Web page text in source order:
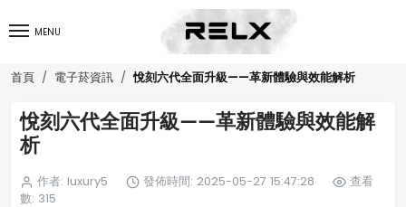
MENU
首頁 電子菸資訊 悅刻六代全面升級——革新體驗與效能解析
悅刻六代全面升級——革新體驗與效能解
析
作者: luxury5 發佈時間: 2025-05-27 15:47:28
查看
數: 315